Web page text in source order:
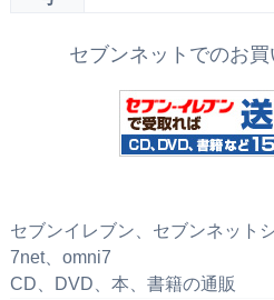
セブンネットでのお
セブンイレブン、セブンネット
7net、omni7
CD、DVD、本、書籍の通販